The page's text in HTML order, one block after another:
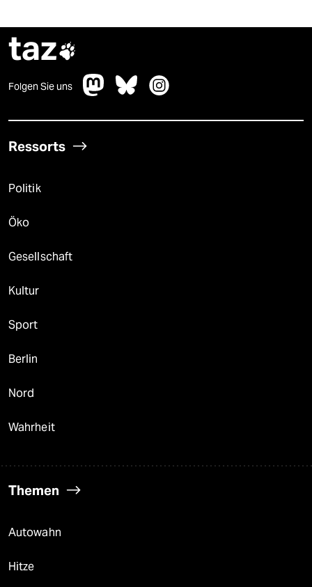
taz
Folgen Sie uns
Ressorts
Politik
Öko
Gesellschaft
Kultur
Sport
Berlin
Nord
Wahrheit
Themen
Autowahn
Hitze